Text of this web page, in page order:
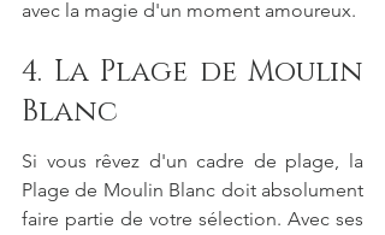
avec la magie d'un moment amoureux.
4. La Plage de Moulin
Blanc
Si vous rêvez d'un cadre de plage, la
Plage de Moulin Blanc doit absolument
faire partie de votre sélection. Avec ses